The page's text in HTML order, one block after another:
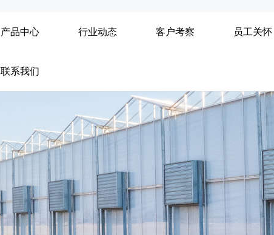
产品中心 行业动态 客户考察 员工关怀
联系我们